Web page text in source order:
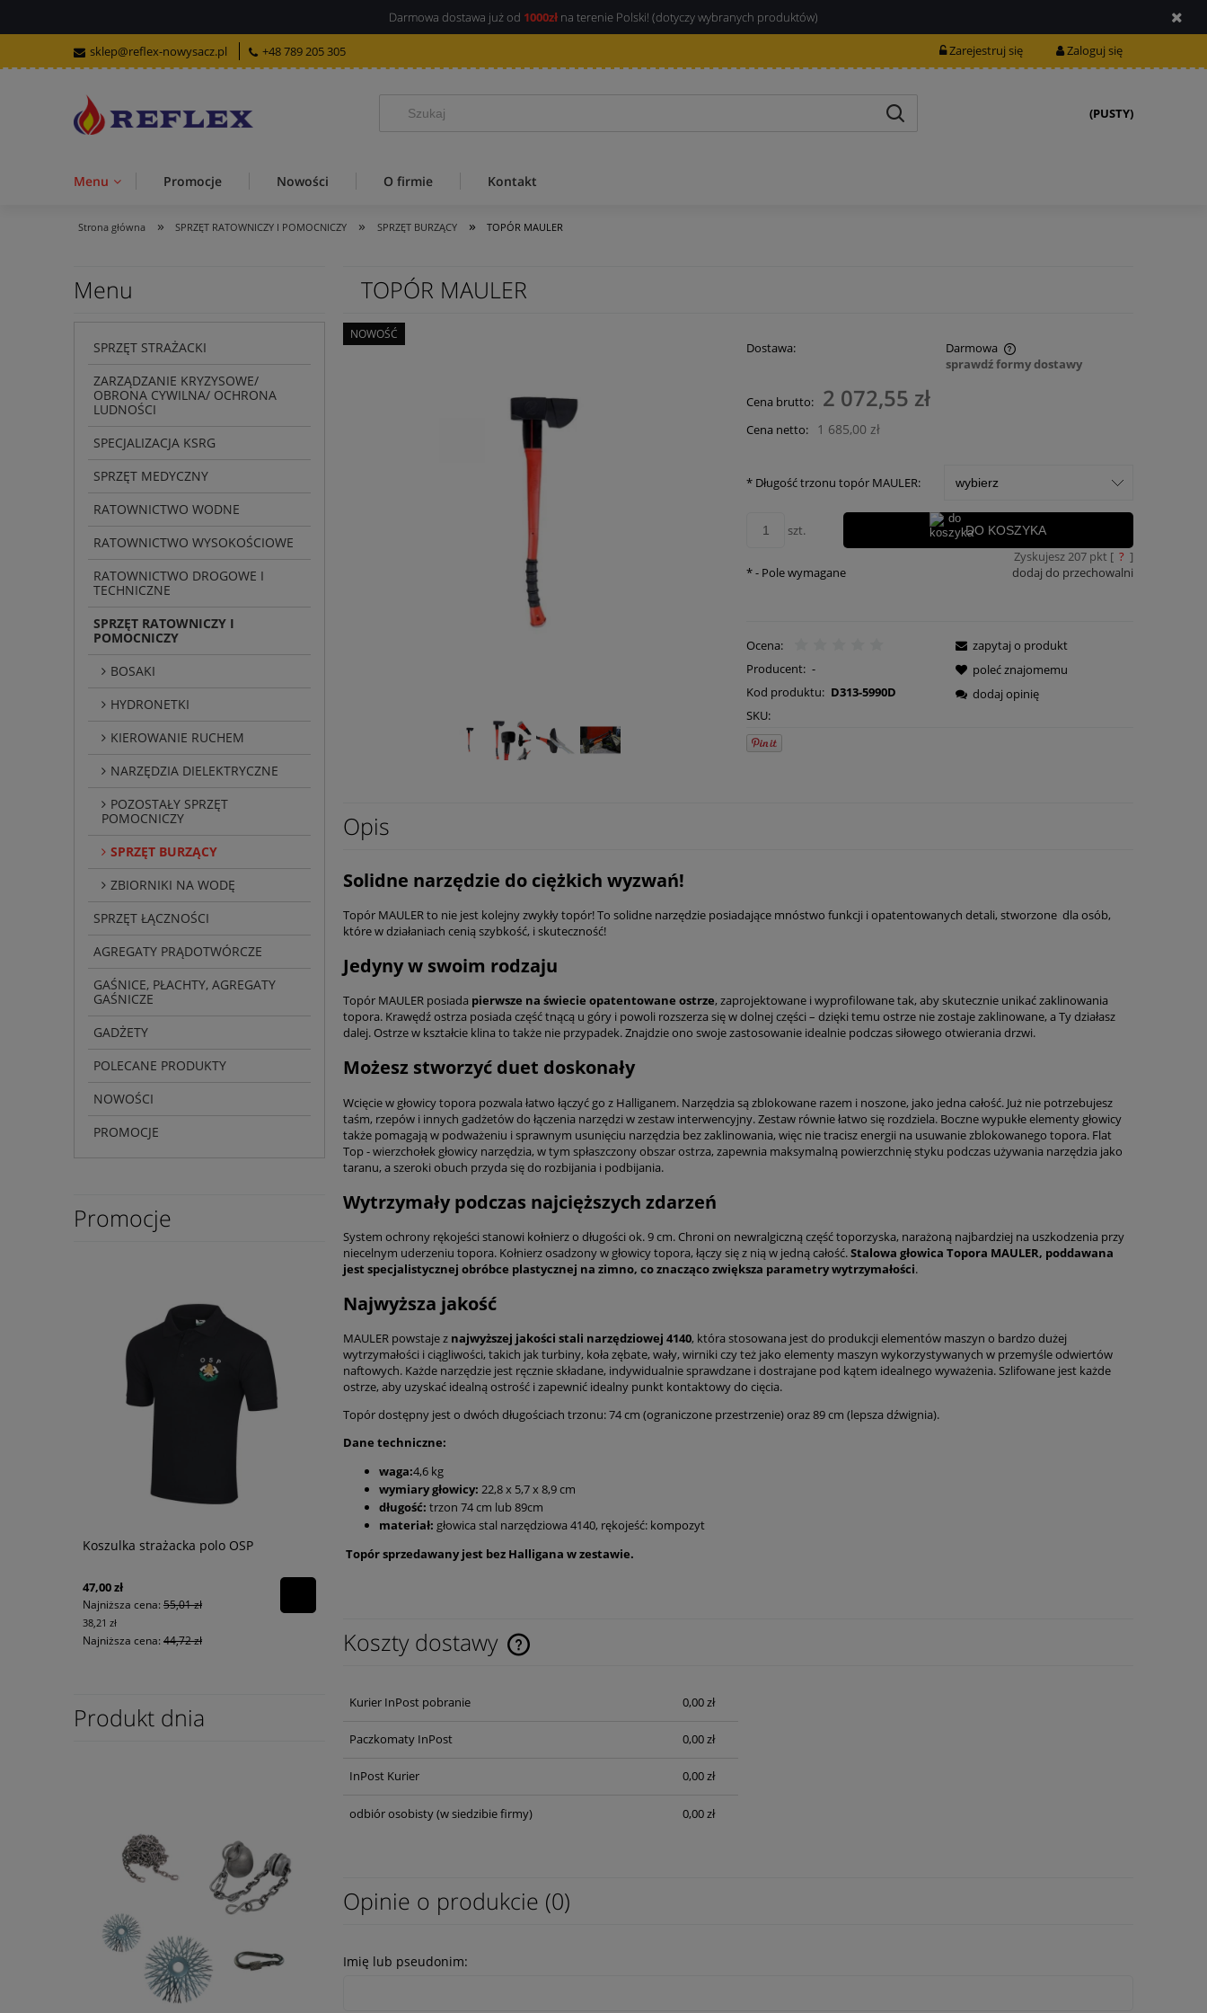
Darmowa dostawa już od 1000zł na terenie Polski! (dotyczy wybranych produktów)
sklep@reflex-nowysacz.pl +48 789 205 305 Zarejestruj się Zaloguj się
(PUSTY)
Menu Promocje Nowości O firmie Kontakt
Strona główna » SPRZĘT RATOWNICZY I POMOCNICZY » SPRZĘT BURZĄCY » TOPÓR MAULER
Menu
SPRZĘT STRAŻACKI
ZARZĄDZANIE KRYZYSOWE/
OBRONA CYWILNA/ OCHRONA
LUDNOŚCI
SPECJALIZACJA KSRG
SPRZĘT MEDYCZNY
RATOWNICTWO WODNE
RATOWNICTWO WYSOKOŚCIOWE
RATOWNICTWO DROGOWE I
TECHNICZNE
SPRZĘT RATOWNICZY I
POMOCNICZY
BOSAKI
HYDRONETKI
KIEROWANIE RUCHEM
NARZĘDZIA DIELEKTRYCZNE
POZOSTAŁY SPRZĘT
POMOCNICZY
SPRZĘT BURZĄCY
ZBIORNIKI NA WODĘ
SPRZĘT ŁĄCZNOŚCI
AGREGATY PRĄDOTWÓRCZE
GAŚNICE, PŁACHTY, AGREGATY
GAŚNICZE
GADŻETY
POLECANE PRODUKTY
NOWOŚCI
PROMOCJE
Promocje
Koszulka strażacka polo OSP
47,00 zł
Najniższa cena: 55,01 zł
38,21 zł
Najniższa cena: 44,72 zł
Produkt dnia
TOPÓR MAULER
NOWOŚĆ
Dostawa: Darmowa
Cena nie zawiera ewentualnych kosztów
płatności
sprawdź formy dostawy
Cena brutto: 2 072,55 zł
Cena netto: 1 685,00 zł
* Długość trzonu topór MAULER:
szt. DO KOSZYKA
Zyskujesz207pkt [ ? ]
dodaj do przechowalni
*- Pole wymagane
Ocena:
Producent: -
Kod produktu: D313-5990D
SKU:
zapytaj o produkt
poleć znajomemu
dodaj opinię
Opis
Solidne narzędzie do ciężkich wyzwań!
Topór MAULER to nie jest kolejny zwykły topór! To solidne narzędzie posiadające mnóstwo funkcji i opatentowanych detali, stworzone dla osób,
które w działaniach cenią szybkość, i skuteczność!
Jedyny w swoim rodzaju
Topór MAULER posiada pierwsze na świecie opatentowane ostrze, zaprojektowane i wyprofilowane tak, aby skutecznie unikać zaklinowania
topora. Krawędź ostrza posiada część tnącą u góry i powoli rozszerza się w dolnej części – dzięki temu ostrze nie zostaje zaklinowane, a Ty działasz
dalej. Ostrze w kształcie klina to także nie przypadek. Znajdzie ono swoje zastosowanie idealnie podczas siłowego otwierania drzwi.
Możesz stworzyć duet doskonały
Wcięcie w głowicy topora pozwala łatwo łączyć go z Halliganem. Narzędzia są zblokowane razem i noszone, jako jedna całość. Już nie potrzebujesz
taśm, rzepów i innych gadżetów do łączenia narzędzi w zestaw interwencyjny. Zestaw równie łatwo się rozdziela. Boczne wypukłe elementy głowicy
także pomagają w podważeniu i sprawnym usunięciu narzędzia bez zaklinowania, więc nie tracisz energii na usuwanie zblokowanego topora. Flat
Top - wierzchołek głowicy narzędzia, w tym spłaszczony obszar ostrza, zapewnia maksymalną powierzchnię styku podczas używania narzędzia jako
taranu, a szeroki obuch przyda się do rozbijania i podbijania.
Wytrzymały podczas najcięższych zdarzeń
System ochrony rękojeści stanowi kołnierz o długości ok. 9 cm. Chroni on newralgiczną część toporzyska, narażoną najbardziej na uszkodzenia przy
niecelnym uderzeniu topora. Kołnierz osadzony w głowicy topora, łączy się z nią w jedną całość.Stalowa głowica Topora MAULER, poddawana
jest specjalistycznej obróbce plastycznej na zimno, co znacząco zwiększa parametry wytrzymałości.
Najwyższa jakość
MAULER powstaje z najwyższej jakości stali narzędziowej 4140, która stosowana jest do produkcji elementów maszyn o bardzo dużej
wytrzymałości i ciągliwości, takich jak turbiny, koła zębate, wały, wirniki czy też jako elementy maszyn wykorzystywanych w przemyśle odwiertów
naftowych. Każde narzędzie jest ręcznie składane, indywidualnie sprawdzane i dostrajane pod kątem idealnego wyważenia. Szlifowane jest każde
ostrze, aby uzyskać idealną ostrość i zapewnić idealny punkt kontaktowy do cięcia.
Topór dostępny jest o dwóch długościach trzonu: 74 cm (ograniczone przestrzenie) oraz 89 cm (lepsza dźwignia).
Dane techniczne:
waga:4,6 kg
wymiary głowicy: 22,8 x 5,7 x 8,9 cm
długość: trzon 74 cm lub 89cm
materiał: głowica stal narzędziowa 4140, rękojeść: kompozyt
Topór sprzedawany jest bez Halligana w zestawie.
Koszty dostawy
Kurier InPost pobranie 0,00 zł
Paczkomaty InPost 0,00 zł
InPost Kurier 0,00 zł
odbiór osobisty(w siedzibie firmy) 0,00 zł
Opinie o produkcie (0)
Imię lub pseudonim: